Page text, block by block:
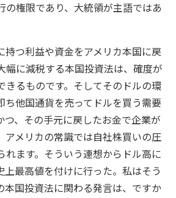
の権限であり、大統領が主語ではあ
持つ利益や資金をアメリカ本国に戻
幅に減税する本国投資法は、確度が
きるものです。そしてそのドルの環
ち他国通貨を売ってドルを買う需要
つ、その手元に戻したお金で企業が
アメリカの常識では自社株買いの圧
れます。そういう連想からドル高に
上最高値を付けに行った。私はそう
本国投資法に関わる発言は、ですか